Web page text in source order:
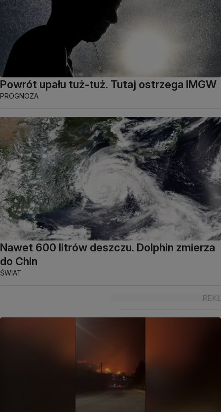
Powrót upału tuż-tuż. Tutaj ostrzega IMGW
PROGNOZA
Nawet 600 litrów deszczu. Dolphin zmierza
do Chin
ŚWIAT